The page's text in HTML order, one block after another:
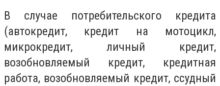
В случае потребительского кредита
(автокредит, кредит на мотоцикл,
микрокредит, личный кредит,
возобновляемый кредит, кредитная
работа, возобновляемый кредит, ссудный